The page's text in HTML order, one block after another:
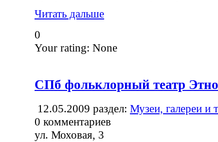
Читать дальше
0
Your rating: None
СПб фольклорный театр Этно
12.05.2009 раздел: Музеи, галереи и
0 комментариев
ул. Моховая, 3